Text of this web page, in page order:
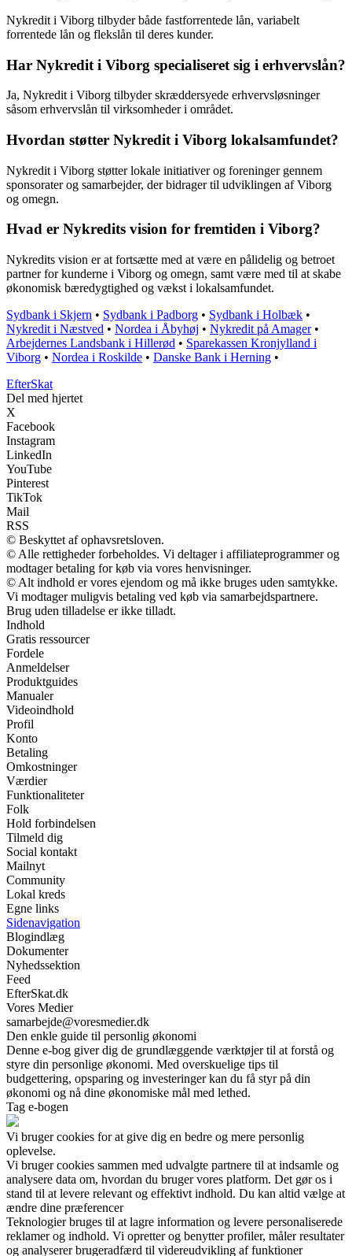
Nykredit i Viborg tilbyder både fastforrentede lån, variabelt
forrentede lån og flekslån til deres kunder.
Har Nykredit i Viborg specialiseret sig i erhvervslån?
Ja, Nykredit i Viborg tilbyder skræddersyede erhvervsløsninger
såsom erhvervslån til virksomheder i området.
Hvordan støtter Nykredit i Viborg lokalsamfundet?
Nykredit i Viborg støtter lokale initiativer og foreninger gennem
sponsorater og samarbejder, der bidrager til udviklingen af Viborg
og omegn.
Hvad er Nykredits vision for fremtiden i Viborg?
Nykredits vision er at fortsætte med at være en pålidelig og betroet
partner for kunderne i Viborg og omegn, samt være med til at skabe
økonomisk bæredygtighed og vækst i lokalsamfundet.
Sydbank i Skjern • Sydbank i Padborg • Sydbank i Holbæk •
Nykredit i Næstved • Nordea i Åbyhøj • Nykredit på Amager•
Arbejdernes Landsbank i Hillerød • Sparekassen Kronjylland i
Viborg • Nordea i Roskilde • Danske Bank i Herning •
EfterSkat
Del med hjertet
X
Facebook
Instagram
LinkedIn
YouTube
Pinterest
TikTok
Mail
RSS
© Beskyttet af ophavsretsloven.
© Alle rettigheder forbeholdes. Vi deltager i affiliateprogrammer og
modtager betaling for køb via vores henvisninger.
© Alt indhold er vores ejendom og må ikke bruges uden samtykke.
Vi modtager muligvis betaling ved køb via samarbejdspartnere.
Brug uden tilladelse er ikke tilladt.
Indhold
Gratis ressourcer
Fordele
Anmeldelser
Produktguides
Manualer
Videoindhold
Profil
Konto
Betaling
Omkostninger
Værdier
Funktionaliteter
Folk
Hold forbindelsen
Tilmeld dig
Social kontakt
Mailnyt
Community
Lokal kreds
Egne links
Sidenavigation
Blogindlæg
Dokumenter
Nyhedssektion
Feed
EfterSkat.dk
Vores Medier
samarbejde@voresmedier.dk
Den enkle guide til personlig økonomi
Denne e-bog giver dig de grundlæggende værktøjer til at forstå og
styre din personlige økonomi. Med overskuelige tips til
budgettering, opsparing og investeringer kan du få styr på din
økonomi og nå dine økonomiske mål med lethed.
Tag e-bogen
Vi bruger cookies for at give dig en bedre og mere personlig
oplevelse.
Vi bruger cookies sammen med udvalgte partnere til at indsamle og
analysere data om, hvordan du bruger vores platform. Det gør os i
stand til at levere relevant og effektivt indhold. Du kan altid vælge at
ændre dine præferencer
Teknologier bruges til at lagre information og levere personaliserede
reklamer og indhold. Vi opretter og benytter profiler, måler resultater
og analyserer brugeradfærd til videreudvikling af funktioner